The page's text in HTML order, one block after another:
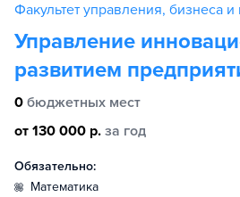
Факультет управления, бизнеса
Управление
развитием
0 бюджетных мест
от 130 000 р. за год
Обязательно:
математика